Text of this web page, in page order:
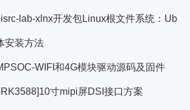
lab-xlnx开发包Linux根文件系统：Ub
安装方法
WIFI和4G模块驱动源码及固件
寸mipi屏DSI接口方案